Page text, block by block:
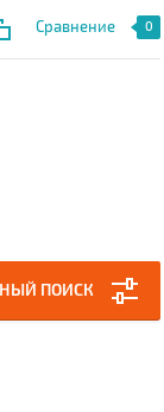
Сравнение 0
ПОИСК